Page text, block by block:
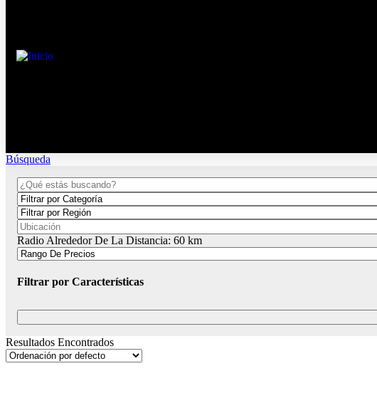
Búsqueda
Radio Alrededor De La Distancia: 60 km
Filtrar por Características
Resultados Encontrados